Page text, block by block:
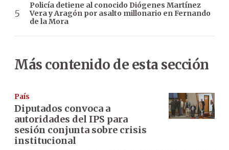
Policía detiene al conocido Diógenes Martínez
Vera y Aragón por asalto millonario en Fernando
de la Mora
Más contenido de esta sección
País
Diputados convoca a
autoridades del IPS para
sesión conjunta sobre crisis
institucional